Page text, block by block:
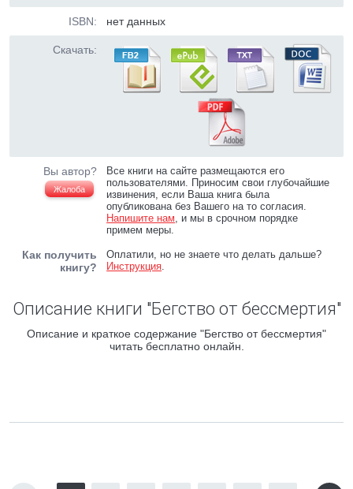
ISBN: нет данных
Скачать:
Вы автор?
Жалоба
Все книги на сайте размещаются его
пользователями. Приносим свои глубочайшие
извинения, если Ваша книга была
опубликована без Вашего на то согласия.
Напишите нам, и мы в срочном порядке
примем меры.
Как получить
книгу?
Оплатили, но не знаете что делать дальше?
Инструкция.
Описание книги "Бегство от бессмертия"
Описание и краткое содержание "Бегство от бессмертия"
читать бесплатно онлайн.